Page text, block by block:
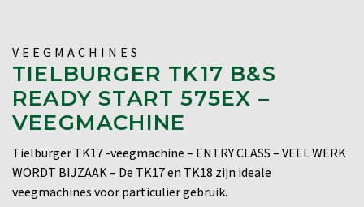
VEEGMACHINES
TIELBURGER TK17 B&S
READY START 575EX –
VEEGMACHINE
Tielburger TK17 -veegmachine – ENTRY CLASS – VEEL WERK
WORDT BIJZAAK – De TK17 en TK18 zijn ideale
veegmachines voor particulier gebruik.